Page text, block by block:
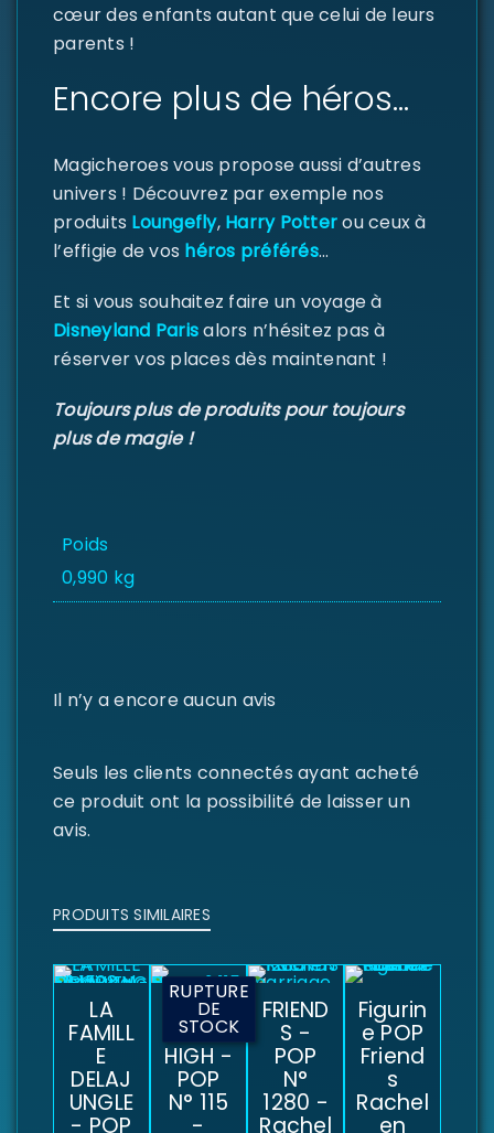
cœur des enfants autant que celui de leurs
parents !
Encore plus de héros…
Magicheroes vous propose aussi d’autres
univers ! Découvrez par exemple nos
produits Loungefly,Harry Potterou ceux à
l’effigie de vos héros préférés…
Et si vous souhaitez faire un voyage à
Disneyland Parisalors n’hésitez pas à
réserver vos places dès maintenant !
Toujours plus de produits pour toujours
plus de magie !
Poids
0,990 kg
Il n’y a encore aucun avis
Seuls les clients connectés ayant acheté
ce produit ont la possibilité de laisser un
avis.
PRODUITS SIMILAIRES
LA
FAMILL
E
DELAJ
UNGLE
- POP
RUPTURE
DE
STOCK
MONS
TER
HIGH -
POP
N° 115
-
FRIEND
S -
POP
N°
1280 -
Rachel
Figurin
e POP
Friend
s
Rachel
en